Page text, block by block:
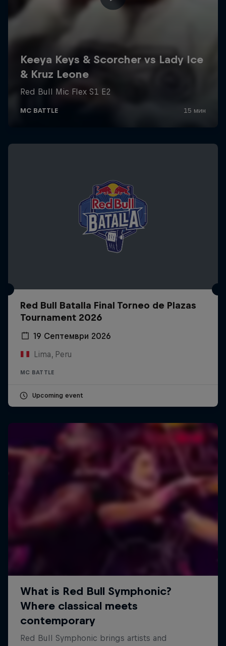
Red Bull Batalla Final Torneo de Plazas
Tournament 2026
19 Септември 2026
Lima, Peru
MC BATTLE
Upcoming event